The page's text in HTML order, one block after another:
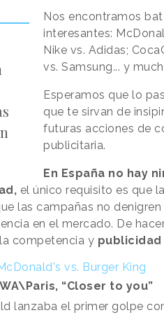
Nos encontramos
interesantes:
Nike vs. Adidas;
vs. Samsung... y
Esperamos que lo
que te sirvan de
futuras acciones de
publicitaria.
En España no hay
el único requisito es que
las campañas no
en el mercado. De
competencia y
vs. Burger King
“Closer to you”
lanzaba el primer golpe